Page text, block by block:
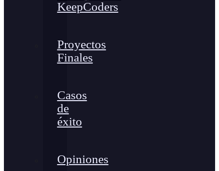
KeepCoders
Proyectos
Finales
Casos
de
éxito
Opiniones